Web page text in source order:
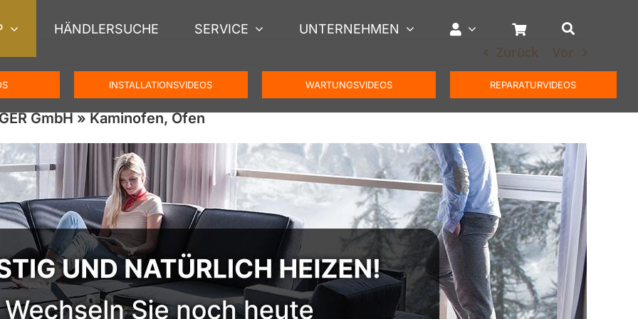
HÄNDLERSUCHE SERVICE UNTERNEHMEN
INSTALLATIONSVIDEOS WARTUNGSVIDEOS REPARATURVIDEOS
Zurück Vor
GmbH » Kaminofen, Ofen